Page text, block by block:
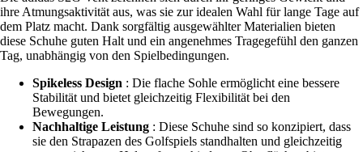
ihre Atmungsaktivität aus, was sie zur idealen Wahl für lange Tage auf
dem Platz macht. Dank sorgfältig ausgewählter Materialien bieten
diese Schuhe guten Halt und ein angenehmes Tragegefühl den ganzen
Tag, unabhängig von den Spielbedingungen.
Spikeless Design : Die flache Sohle ermöglicht eine bessere
Stabilität und bietet gleichzeitig Flexibilität bei den
Bewegungen.
Nachhaltige Leistung : Diese Schuhe sind so konzipiert, dass
sie den Strapazen des Golfspiels standhalten und gleichzeitig